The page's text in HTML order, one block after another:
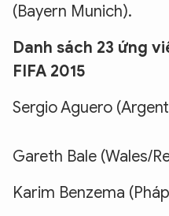
(Bayern Munich).
Danh sách 23 ứng
FIFA 2015
Sergio Aguero
Gareth Bale (Wales/
Karim Benzema